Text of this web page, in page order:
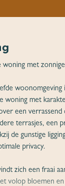
woning met
woonomgeving
woning met
een verrassend
terrasjes, een
de gunstige
privacy.
zich een fraai
volop bloemen